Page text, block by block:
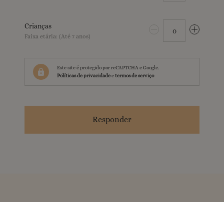
Crianças
Faixa etária: (Até 7 anos)
0
Este site é protegido por reCAPTCHA e Google.
Políticas de privacidadeetermos de serviço
Responder